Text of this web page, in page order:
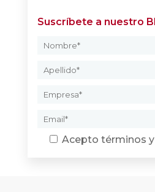
Suscríbete a nuestro
Acepto términos